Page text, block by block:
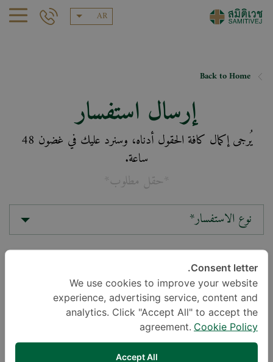
AR
Back to Home
إرسال استفسار
يُرجى إكمال كافة الحقول أدناه، وسنرد عليك في غضون 48
ساعة.
*حقل مطلوب*
نوع الاستفسار*
الموقع*
سؤالك*
Consent letter.
We use cookies to improve your website
experience, advertising service, content and
analytics. Click "Accept All" to accept the
agreement. Cookie Policy
Accept All